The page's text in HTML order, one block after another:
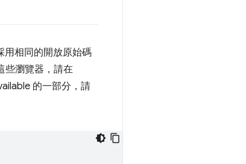
用相同的開放原始碼
些瀏覽器，請在
的一部分，請